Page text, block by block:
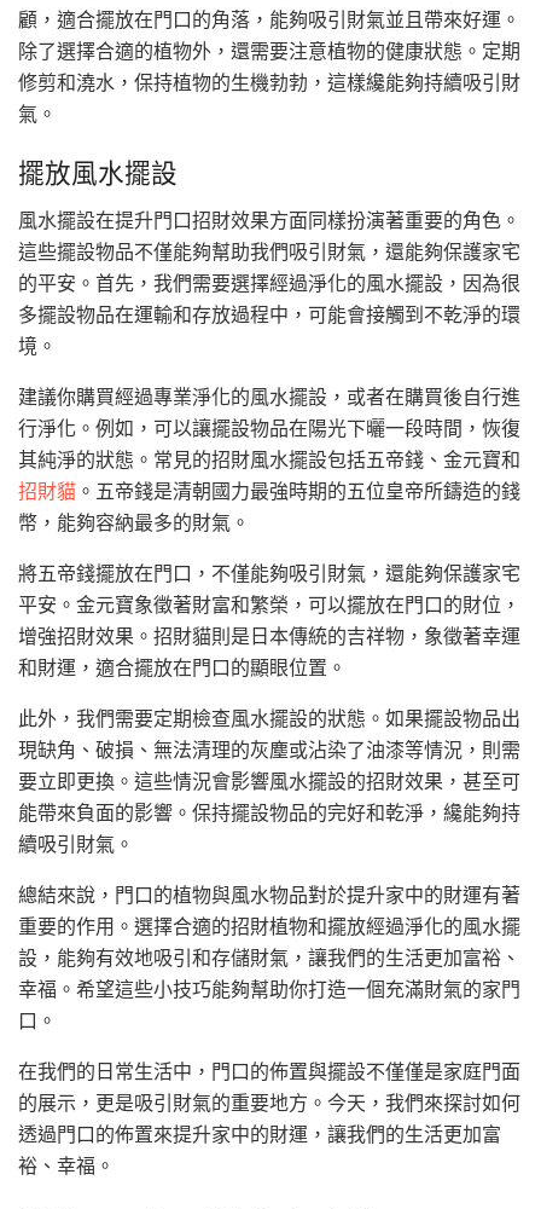
顧，適合擺放在門口的角落，能夠吸引財氣並且帶來好運。
除了選擇合適的植物外，還需要注意植物的健康狀態。定期
修剪和澆水，保持植物的生機勃勃，這樣纔能夠持續吸引財
氣。
擺放風水擺設
風水擺設在提升門口招財效果方面同樣扮演著重要的角色。
這些擺設物品不僅能夠幫助我們吸引財氣，還能夠保護家宅
的平安。首先，我們需要選擇經過淨化的風水擺設，因為很
多擺設物品在運輸和存放過程中，可能會接觸到不乾淨的環
境。
建議你購買經過專業淨化的風水擺設，或者在購買後自行進
行淨化。例如，可以讓擺設物品在陽光下曬一段時間，恢復
其純淨的狀態。常見的招財風水擺設包括五帝錢、金元寶和
招財貓 。五帝錢是清朝國力最強時期的五位皇帝所鑄造的錢
幣，能夠容納最多的財氣。
將五帝錢擺放在門口，不僅能夠吸引財氣，還能夠保護家宅
平安。金元寶象徵著財富和繁榮，可以擺放在門口的財位，
增強招財效果。招財貓則是日本傳統的吉祥物，象徵著幸運
和財運，適合擺放在門口的顯眼位置。
此外，我們需要定期檢查風水擺設的狀態。如果擺設物品出
現缺角、破損、無法清理的灰塵或沾染了油漆等情況，則需
要立即更換。這些情況會影響風水擺設的招財效果，甚至可
能帶來負面的影響。保持擺設物品的完好和乾淨，纔能夠持
續吸引財氣。
總結來說，門口的植物與風水物品對於提升家中的財運有著
重要的作用。選擇合適的招財植物和擺放經過淨化的風水擺
設，能夠有效地吸引和存儲財氣，讓我們的生活更加富裕、
幸福。希望這些小技巧能夠幫助你打造一個充滿財氣的家門
口。
在我們的日常生活中，門口的佈置與擺設不僅僅是家庭門面
的展示，更是吸引財氣的重要地方。今天，我們來探討如何
透過門口的佈置來提升家中的財運，讓我們的生活更加富
裕、幸福。